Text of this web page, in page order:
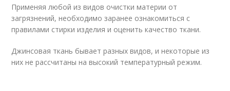
Применяя любой из видов очистки материи от
загрязнений, необходимо заранее ознакомиться с
правилами стирки изделия и оценить качество ткани.
Джинсовая ткань бывает разных видов, и некоторые из
них не рассчитаны на высокий температурный режим.